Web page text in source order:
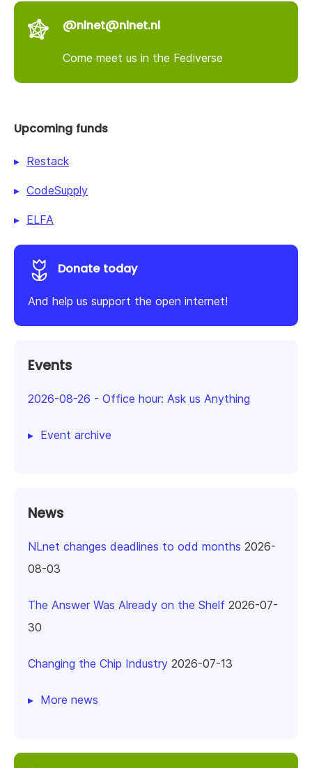
@nlnet@nlnet.nl
Come meet us in the Fediverse
Upcoming funds
Restack
CodeSupply
ELFA
Donate today
And help us support the open internet!
Events
2026-08-26 - Office hour: Ask us Anything
Event archive
News
NLnet changes deadlines to odd months 2026-
08-03
The Answer Was Already on the Shelf 2026-07-
30
Changing the Chip Industry 2026-07-13
More news